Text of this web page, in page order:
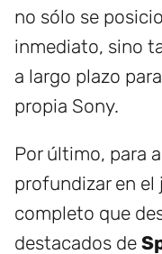
no sólo se
inmediato, sino
a largo plazo
propia Sony.
Por último, para
profundizar en el
completo que
destacados de